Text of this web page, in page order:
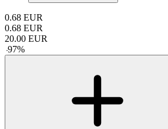
0.68 EUR
0.68 EUR
20.00 EUR
-97%